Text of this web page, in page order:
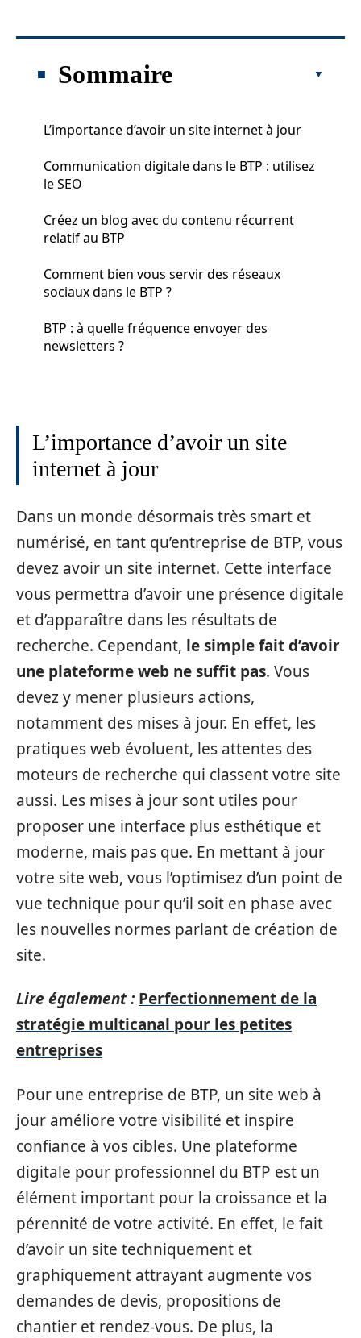
Sommaire
L’importance d’avoir un site internet à jour
Communication digitale dans le BTP : utilisez
le SEO
Créez un blog avec du contenu récurrent
relatif au BTP
Comment bien vous servir des réseaux
sociaux dans le BTP ?
BTP : à quelle fréquence envoyer des
newsletters ?
L’importance d’avoir un site
internet à jour
Dans un monde désormais très smart et
numérisé, en tant qu’entreprise de BTP, vous
devez avoir un site internet. Cette interface
vous permettra d’avoir une présence digitale
et d’apparaître dans les résultats de
recherche. Cependant, le simple fait d’avoir
une plateforme web ne suffit pas. Vous
devez y mener plusieurs actions,
notamment des mises à jour. En effet, les
pratiques web évoluent, les attentes des
moteurs de recherche qui classent votre site
aussi. Les mises à jour sont utiles pour
proposer une interface plus esthétique et
moderne, mais pas que. En mettant à jour
votre site web, vous l’optimisez d’un point de
vue technique pour qu’il soit en phase avec
les nouvelles normes parlant de création de
site.
Lire également : Perfectionnement de la
stratégie multicanal pour les petites
entreprises
Pour une entreprise de BTP, un site web à
jour améliore votre visibilité et inspire
confiance à vos cibles. Une plateforme
digitale pour professionnel du BTP est un
élément important pour la croissance et la
pérennité de votre activité. En effet, le fait
d’avoir un site techniquement et
graphiquement attrayant augmente vos
demandes de devis, propositions de
chantier et rendez-vous. De plus, la